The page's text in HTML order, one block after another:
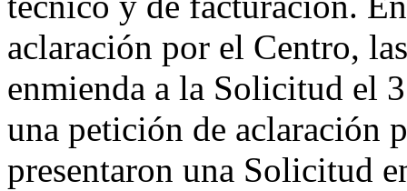
aclaración por el Centro,
enmienda a la Solicitud el
una petición de aclaración
presentaron una Solicitud